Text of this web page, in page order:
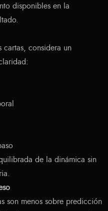
disponibles en la
cartas, considera un
de la dinámica sin
son menos sobre predicción